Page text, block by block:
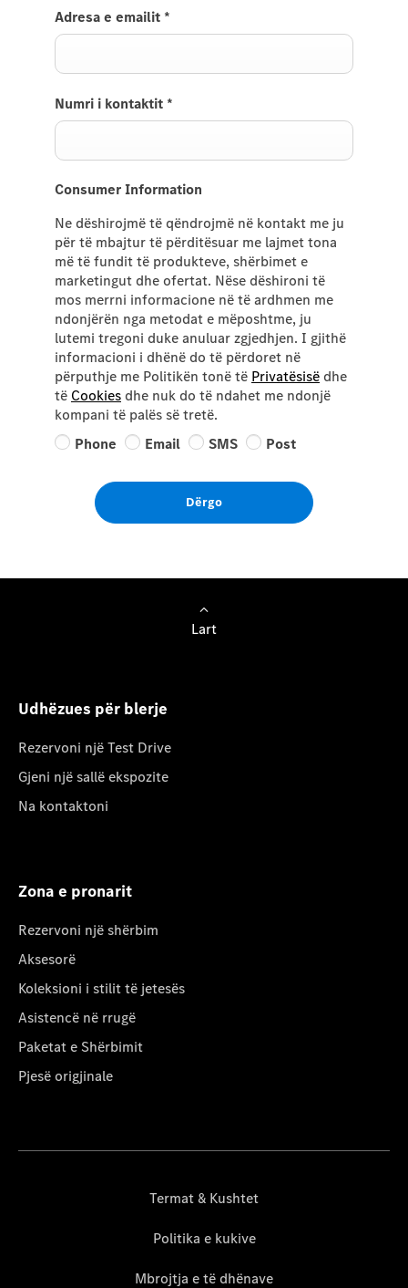
Adresa e emailit *
Numri i kontaktit *
Consumer Information
Ne dëshirojmë të qëndrojmë në kontakt me ju
për të mbajtur të përditësuar me lajmet tona
më të fundit të produkteve, shërbimet e
marketingut dhe ofertat. Nëse dëshironi të
mos merrni informacione në të ardhmen me
ndonjërën nga metodat e mëposhtme, ju
lutemi tregoni duke anuluar zgjedhjen. I gjithë
informacioni i dhënë do të përdoret në
përputhje me Politikën tonë të Privatësisë dhe
të Cookies dhe nuk do të ndahet me ndonjë
kompani të palës së tretë.
Phone
Email SMS Post
Dërgo
Lart
Udhëzues për blerje
Rezervoni një Test Drive
Gjeni një sallë ekspozite
Na kontaktoni
Zona e pronarit
Rezervoni një shërbim
Aksesorë
Koleksioni i stilit të jetesës
Asistencë në rrugë
Paketat e Shërbimit
Pjesë origjinale
Termat & Kushtet
Politika e kukive
Mbrojtja e të dhënave